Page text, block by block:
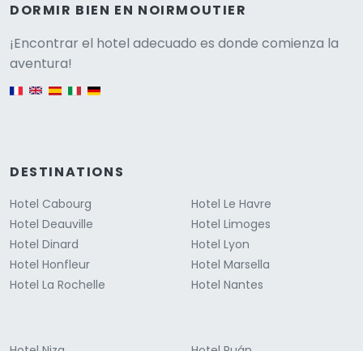
DORMIR BIEN EN NOIRMOUTIER
¡Encontrar el hotel adecuado es donde comienza la
aventura!
English version
DESTINATIONS
Hotel Cabourg
Hotel Deauville
Hotel Dinard
Hotel Honfleur
Hotel La Rochelle
Hotel Le Havre
Hotel Limoges
Hotel Lyon
Hotel Marsella
Hotel Nantes